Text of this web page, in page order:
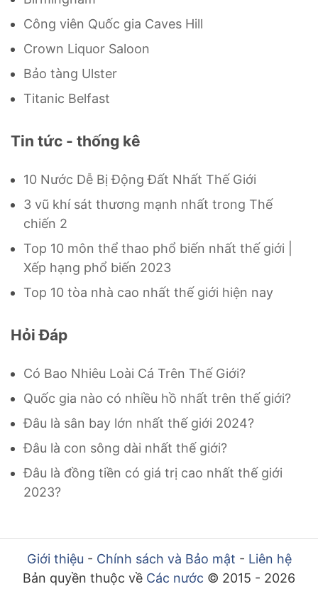
Công viên Quốc gia Caves Hill
Crown Liquor Saloon
Bảo tàng Ulster
Titanic Belfast
Tin tức - thống kê
10 Nước Dễ Bị Động Đất Nhất Thế Giới
3 vũ khí sát thương mạnh nhất trong Thế
chiến 2
Top 10 môn thể thao phổ biến nhất thế giới |
Xếp hạng phổ biến 2023
Top 10 tòa nhà cao nhất thế giới hiện nay
Hỏi Đáp
Có Bao Nhiêu Loài Cá Trên Thế Giới?
Quốc gia nào có nhiều hồ nhất trên thế giới?
Đâu là sân bay lớn nhất thế giới 2024?
Đâu là con sông dài nhất thế giới?
Đâu là đồng tiền có giá trị cao nhất thế giới
2023?
Giới thiệu - Chính sách và Bảo mật - Liên hệ
Bản quyền thuộc về Các nước © 2015 - 2026